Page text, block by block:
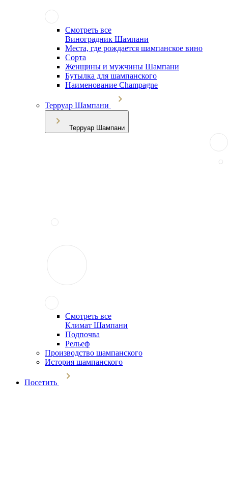
Смотреть все
Виноградник Шампани
Места, где рождается шампанское вино
Сорта
Женщины и мужчины Шампани
Бутылка для шампанского
Наименование Champagne
Терруар Шампани
Терруар Шампани
Смотреть все
Климат Шампани
Подпочва
Рельеф
Производство шампанского
История шампанского
Посетить